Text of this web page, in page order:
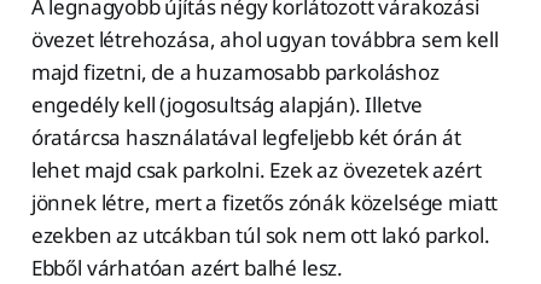
A legnagyobb újítás négy korlátozott várakozási
övezet létrehozása, ahol ugyan továbbra sem kell
majd fizetni, de a huzamosabb parkoláshoz
engedély kell (jogosultság alapján). Illetve
óratárcsa használatával legfeljebb két órán át
lehet majd csak parkolni. Ezek az övezetek azért
jönnek létre, mert a fizetős zónák közelsége miatt
ezekben az utcákban túl sok nem ott lakó parkol.
Ebből várhatóan azért balhé lesz.